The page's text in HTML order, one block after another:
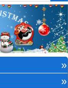
»
»